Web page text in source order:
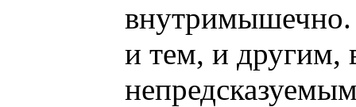
внутримышечно.
и тем, и другим,